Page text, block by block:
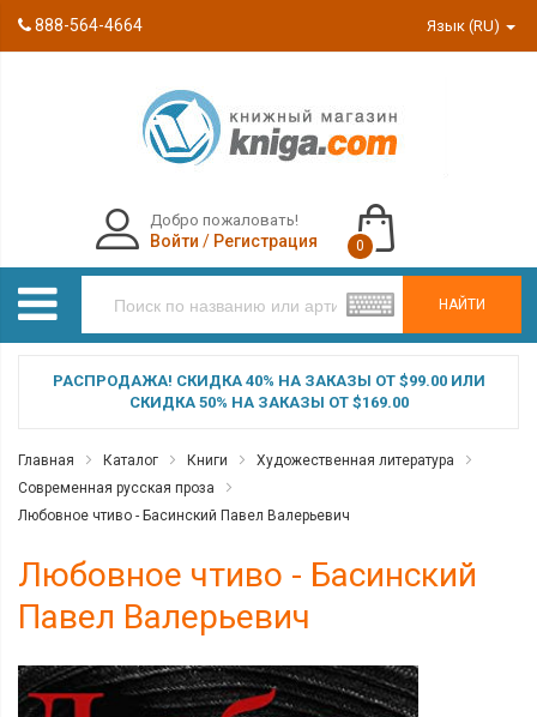
888-564-4664 Язык (RU)
НАЙТИ
Добро пожаловать!
Войти / Регистрация 0
РАСПРОДАЖА! СКИДКА 40% НА ЗАКАЗЫ ОТ $99.00 ИЛИ
СКИДКА 50% НА ЗАКАЗЫ ОТ $169.00
Главная Каталог Книги
Художественная литература
Современная русская проза
Любовное чтиво - Басинский Павел Валерьевич
Любовное чтиво - Басинский
Павел Валерьевич